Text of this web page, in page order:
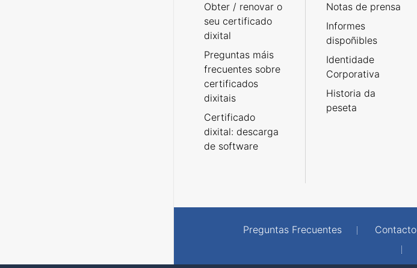
Obter / renovar o
seu certificado
dixital
Preguntas máis
frecuentes sobre
certificados
dixitais
Certificado
dixital: descarga
de software
Notas de prensa
Informes
dispoñibles
Identidade
Corporativa
Historia da
peseta
Preguntas Frecuentes Contacto